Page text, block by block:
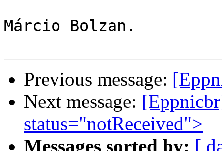
Márcio Bolzan.
Previous message:
Next message:
status="notReceived">
Messages sorted by: [